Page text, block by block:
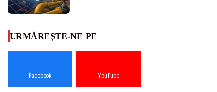
URMĂREȘTE-NE PE
Facebook YouTube